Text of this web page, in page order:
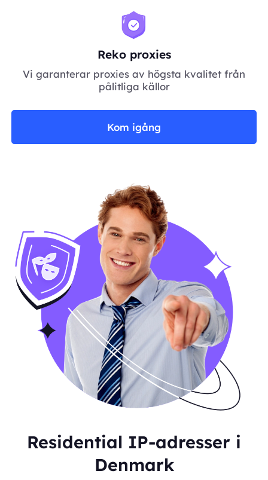
Reko proxies
Vi garanterar proxies av högsta kvalitet från
pålitliga källor
Kom igång
Residential IP-adresser i
Denmark